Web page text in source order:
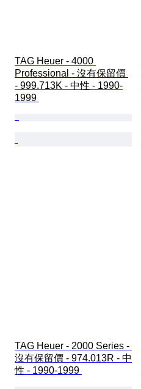
TAG Heuer - 4000
Professional - 沒有保留價
- 999.713K - 中性 - 1990-
1999
TAG Heuer - 2000 Series -
沒有保留價 - 974.013R - 中
性 - 1990-1999